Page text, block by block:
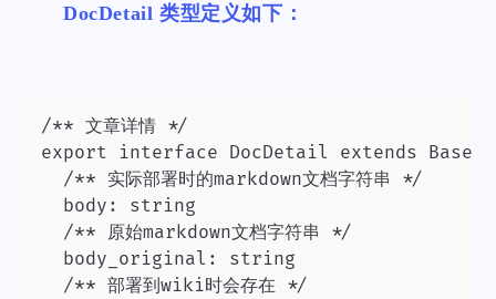
DocDetail 类型定义如下：
/** 文章详情 */
export interface DocDetail extends
  /** 实际部署时的markdown文档字符串 */
  body: string
  /** 原始markdown文档字符串 */
  body_original: string
  /** 部署到wiki时会存在 */